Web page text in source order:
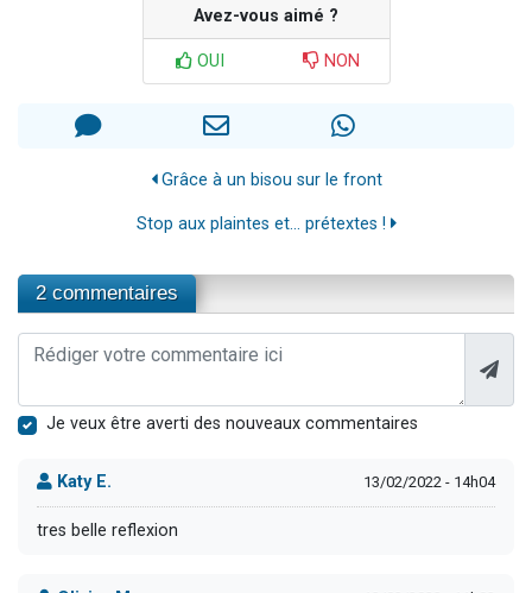
Avez-vous aimé ?
OUI NON
Grâce à un bisou sur le front
Stop aux plaintes et... prétextes !
2 commentaires
Je veux être averti des nouveaux commentaires
Katy E. 13/02/2022 - 14h04
tres belle reflexion